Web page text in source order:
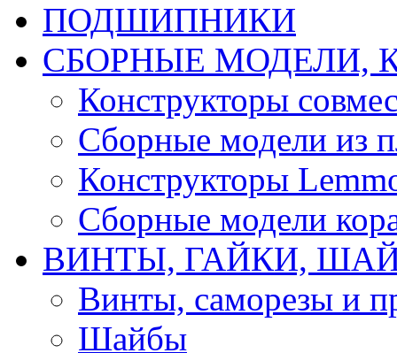
ПОДШИПНИКИ
CБОРНЫЕ МОДЕЛИ,
Конструкторы
Сборные модели из
Конструкторы
Сборные модели
ВИНТЫ, ГАЙКИ,
Винты, саморезы и
Шайбы